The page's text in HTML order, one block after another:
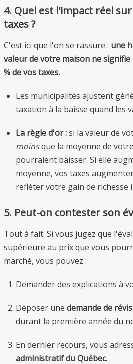
4. Quel est l'impact réel
taxes ?
C'est ici que l'on se rassure : une
valeur de votre maison ne signifie
% de vos taxes.
Les municipalités ajustent
taxation à la baisse quand les
La règle d'or :si la valeur de
moinsque la moyenne de
pourraient baisser. Si elle
moyenne, vos taxes
refléter votre gain de richesse
5. Peut-on contester son
Tout à fait. Si vous jugez que
supérieure au prix que vous
marché, vous pouvez :
Demander des explications à
Déposer une demande de
durant la première année du
En dernier recours, vous
administratif du Québec.